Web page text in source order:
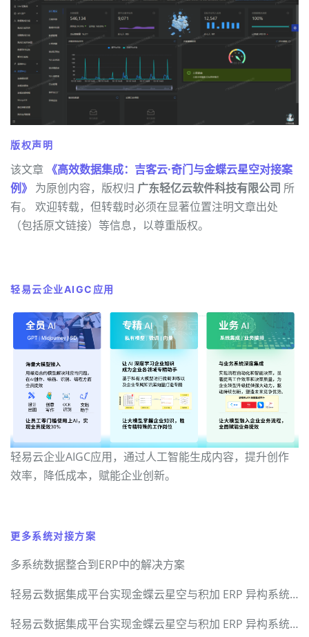
版权声明
该文章 《高效数据集成：吉客云·奇门与金蝶云星空对接案
例》 为原创内容，版权归 广东轻亿云软件科技有限公司 所
有。 欢迎转载，但转载时必须在显著位置注明文章出处
（包括原文链接）等信息，以尊重版权。
轻易云企业AIGC应用
轻易云企业AIGC应用，通过人工智能生成内容，提升创作
效率，降低成本，赋能企业创新。
更多系统对接方案
多系统数据整合到ERP中的解决方案
轻易云数据集成平台实现金蝶云星空与积加 ERP 异构系统无缝对接
轻易云数据集成平台实现金蝶云星空与积加 ERP 异构系统无缝对接